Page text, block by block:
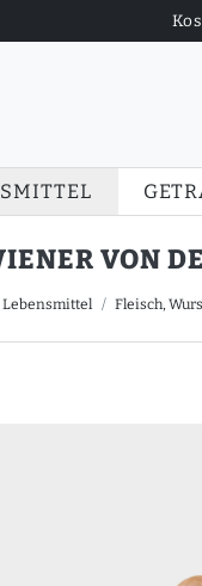
VON
Lebensmittel Fleisch,